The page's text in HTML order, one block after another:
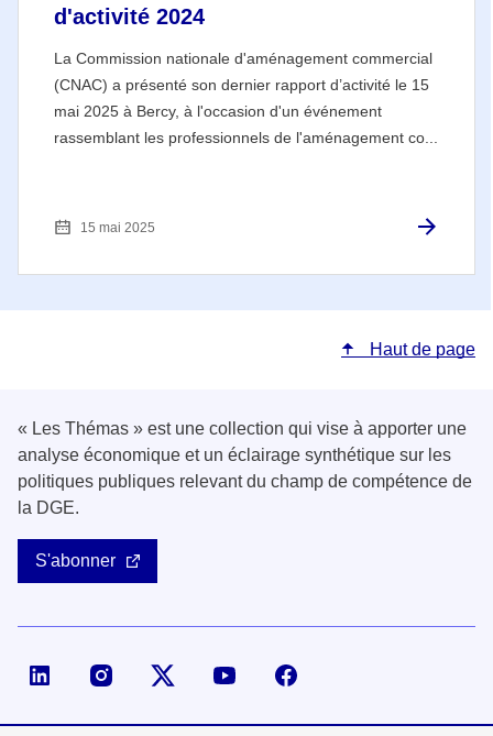
d'activité 2024
La Commission nationale d'aménagement commercial
(CNAC) a présenté son dernier rapport d’activité le 15
mai 2025 à Bercy, à l'occasion d'un événement
rassemblant les professionnels de l'aménagement co...
15 mai 2025
Haut de page
« Les Thémas » est une collection qui vise à apporter une
analyse économique et un éclairage synthétique sur les
politiques publiques relevant du champ de compétence de
la DGE.
S'abonner
Page LinkedIn de la DGECompte X (ex-Twitter) de la DGE